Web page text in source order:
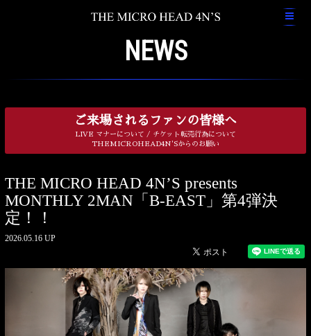
NEWS
ご来場されるファンの皆様へ
LIVE マナーについて / チケット転売行為について
THEMICROHEAD4N'Sからのお願い
THE MICRO HEAD 4N’S presents
MONTHLY 2MAN「B-EAST」第4弾決
定！！
2026.05.16 UP